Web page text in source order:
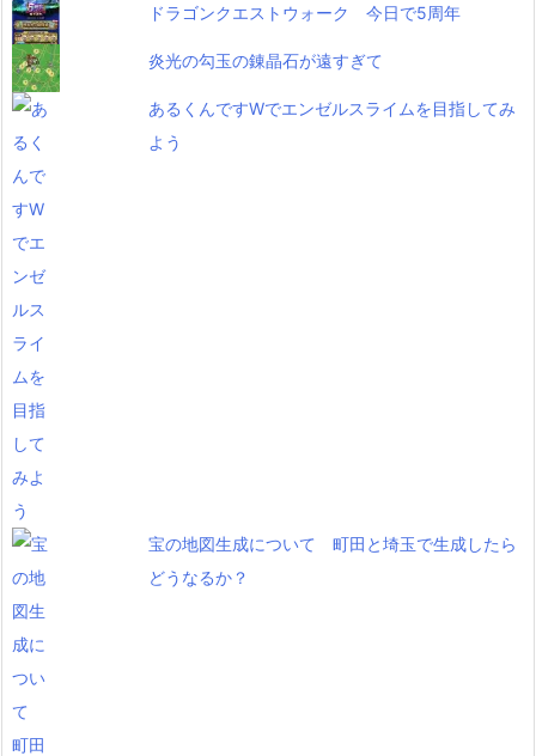
ドラゴンクエストウォーク 今日で5周年
炎光の勾玉の錬晶石が遠すぎて
あるくんですWでエンゼルスライムを目指してみ
よう
宝の地図生成について 町田と埼玉で生成したら
どうなるか？